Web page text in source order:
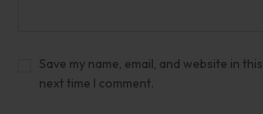
Save my name, email, and website in
next time I comment.